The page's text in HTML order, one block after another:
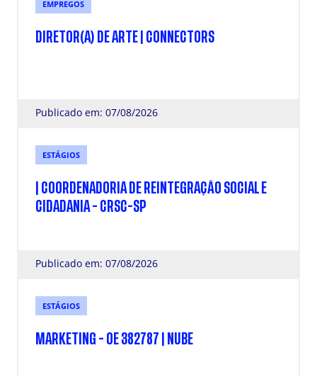
EMPREGOS
DIRETOR(A) DE ARTE | CONNECTORS
Publicado em: 07/08/2026
ESTÁGIOS
| COORDENADORIA DE REINTEGRAÇÃO SOCIAL E
CIDADANIA - CRSC-SP
Publicado em: 07/08/2026
ESTÁGIOS
MARKETING - OE 382787 | NUBE